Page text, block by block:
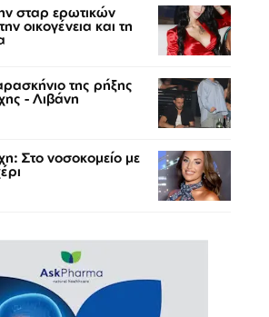
σταρ ερωτικών
οικογένεια και τη
της ρήξης
- Λιβάνη
Στο νοσοκομείο με